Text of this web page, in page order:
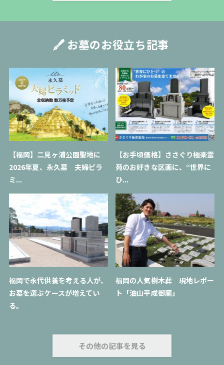
お墓のお役立ち記事
【福岡】二見ヶ浦公園聖地に
2026年夏、永久墓 夫婦ピラ
ミ...
【お手頃価格】ささぐり極楽霊
苑のお好きな区画に、“世界に
ひ...
福岡で永代供養を考える人が、
お墓を選ぶケースが増えてい
る。
福岡の人気樹木葬 現地レポー
ト「油山平成御廟」
その他の記事を見る